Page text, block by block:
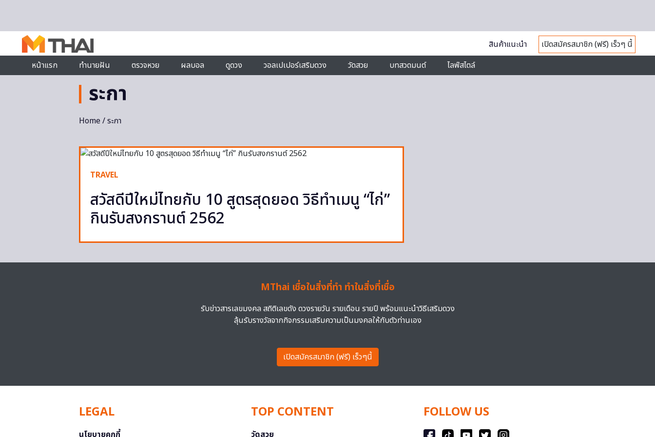
สินค้าแนะนำ
เปิดสมัครสมาชิก (ฟรี) เร็วๆ นี้
หน้าแรก
ทำนายฝัน ตรวจหวย ผลบอล ดูดวง วอลเปเปอร์เสริมดวง วัดสวย บทสวดมนต์ ไลฟ์สไตล์
ระกา
Home/ ระกา
TRAVEL
สวัสดีปีใหม่ไทยกับ 10 สูตรสุดยอด วิธีทำเมนู “ไก่”
กินรับสงกรานต์ 2562
MThai เชื่อในสิ่งที่ทำ ทำในสิ่งที่เชื่อ
รับข่าวสารเลขมงคล สถิติเลขดัง ดวงรายวัน รายเดือน รายปี พร้อมแนะนำวิธีเสริมดวง
ลุ้นรับรางวัลจากกิจกรรมเสริมความเป็นมงคลให้กับตัวท่านเอง
เปิดสมัครสมาชิก (ฟรี) เร็วๆนี้
LEGAL
นโยบายคุกกี้
TOP CONTENT
วัดสวย
FOLLOW US